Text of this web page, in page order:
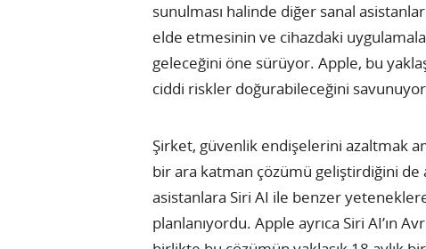
sunulması halinde diğer sanal
elde etmesinin ve cihazdaki
geleceğini öne sürüyor. Apple, bu
ciddi riskler doğurabileceğini
Şirket, güvenlik endişelerini azaltmak
bir ara katman çözümü geliştirdiğini de
asistanlara Siri AI ile benzer
planlanıyordu. Apple ayrıca Siri AI’ın